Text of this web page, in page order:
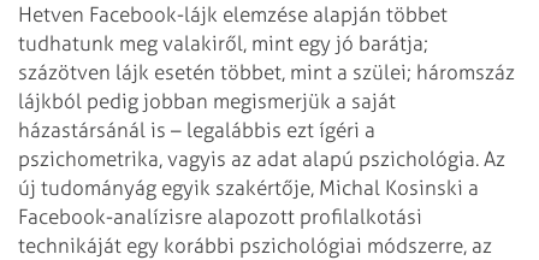
Hetven Facebook-lájk elemzése alapján többet
tudhatunk meg valakiről, mint egy jó barátja;
százötven lájk esetén többet, mint a szülei; háromszáz
lájkból pedig jobban megismerjük a saját
házastársánál is – legalábbis ezt ígéri a
pszichometrika, vagyis az adat alapú pszichológia. Az
új tudományág egyik szakértője, Michal Kosinski a
Facebook-analízisre alapozott profilalkotási
technikáját egy korábbi pszichológiai módszerre, az